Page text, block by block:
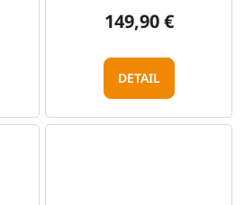
149,90 €
DETAIL